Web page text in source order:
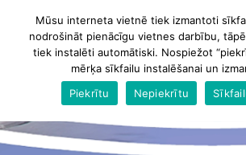
Mūsu interneta vietnē tiek izmantoti
nodrošināt pienācīgu vietnes darbību,
tiek instalēti automātiski. Nospiežot
mērķa sīkfailu instalēšanai un
Piekrītu
Nepiekrītu